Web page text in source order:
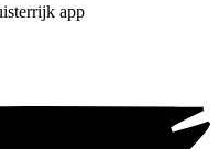
app